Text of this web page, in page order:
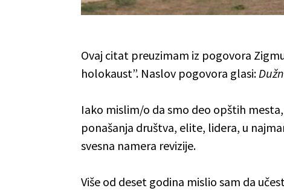
Ovaj citat preuzimam iz pogovora
holokaust”. Naslov pogovora glasi:
Iako mislim/o da smo deo opštih
ponašanja društva, elite, lidera, u
svesna namera revizije.
Više od deset godina mislio sam da